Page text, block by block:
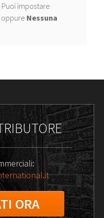
impostare
oppure Nessuna
ORA